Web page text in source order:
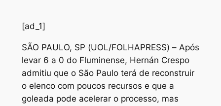
[ad_1]
SÃO PAULO, SP (UOL/FOLHAPRESS) – Após
levar 6 a 0 do Fluminense, Hernán Crespo
admitiu que o São Paulo terá de reconstruir
o elenco com poucos recursos e que a
goleada pode acelerar o processo, mas